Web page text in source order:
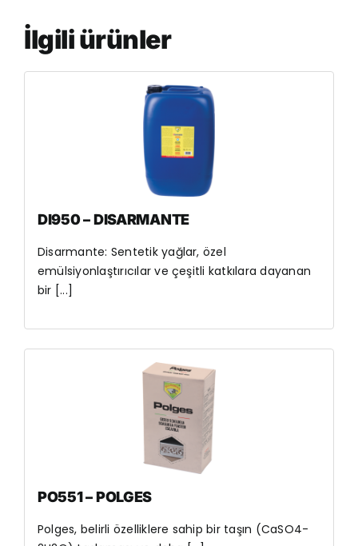
İlgili ürünler
DI950 – DISARMANTE
Disarmante: Sentetik yağlar, özel
emülsiyonlaştırıcılar ve çeşitli katkılara dayanan
bir [...]
PO551 – POLGES
Polges, belirli özelliklere sahip bir taşın (CaSO4-